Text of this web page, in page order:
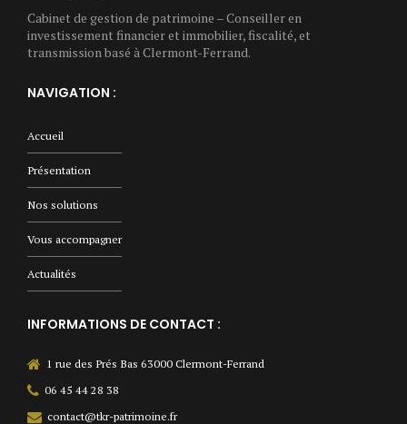
Cabinet de gestion de patrimoine – Conseiller en
investissement financier et immobilier, fiscalité, et
transmission basé à Clermont-Ferrand.
NAVIGATION :
Accueil
Présentation
Nos solutions
Vous accompagner
Actualités
INFORMATIONS DE CONTACT :
1 rue des Prés Bas 63000 Clermont-Ferrand
06 45 44 28 38
contact@tkr-patrimoine.fr